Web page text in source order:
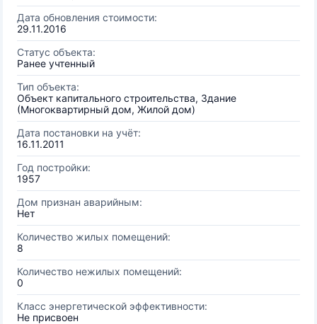
Дата обновления стоимости:
29.11.2016
Статус объекта:
Ранее учтенный
Тип объекта:
Объект капитального строительства, Здание
(Многоквартирный дом, Жилой дом)
Дата постановки на учёт:
16.11.2011
Год постройки:
1957
Дом признан аварийным:
Нет
Количество жилых помещений:
8
Количество нежилых помещений:
0
Класс энергетической эффективности:
Не присвоен